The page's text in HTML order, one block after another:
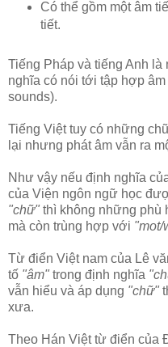
Có thể gồm một âm
tiết.
Tiếng Pháp và tiếng Anh
nghĩa có nói tới tập hợp
sounds).
Tiếng Việt tuy có những
lại nhưng phát âm vẫn ra
Như vậy nếu định nghĩa
của Viện ngôn ngữ học
"chữ" thì không những
mà còn trùng hợp với "mot/
Từ điển Việt nam của Lê
tố "âm" trong định nghĩa
vẫn hiểu và áp dụng "chữ"
xưa.
Theo Hán Việt từ điển của